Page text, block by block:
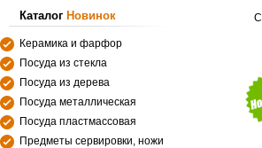
Каталог Новинок
Керамика и фарфор
Посуда из стекла
Посуда из дерева
Посуда металлическая
Посуда пластмассовая
Предметы сервировки, ножи